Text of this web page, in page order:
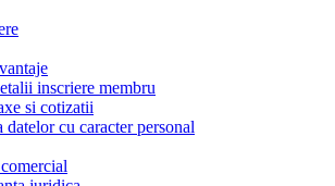
inscriere membru
si cotizatii
datelor cu caracter personal